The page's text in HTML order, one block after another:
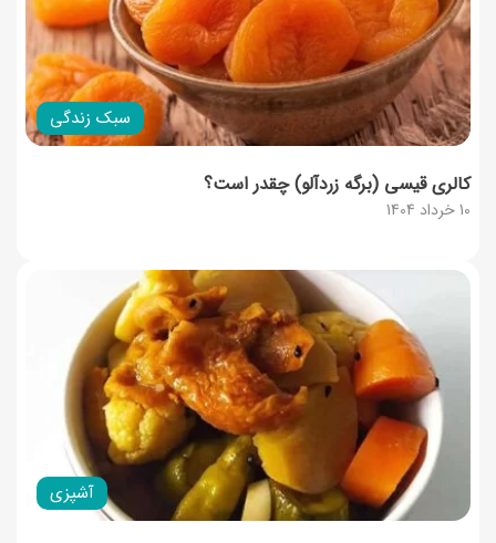
سبک زندگی
10 خرداد 1404
کالری قیسی (برگه زردآلو) چقدر است؟
آشپزی